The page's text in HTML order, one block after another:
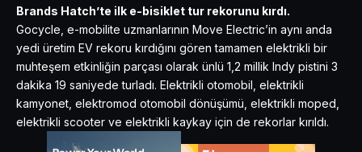
Brands Hatch’te ilk e-bisiklet tur rekorunu kırdı.
Gocycle, e-mobilite uzmanlarının Move Electric’in aynı anda
yedi üretim EV rekoru kırdığını gören tamamen elektrikli bir
muhteşem etkinliğin parçası olarak ünlü 1,2 millik Indy pistini 3
dakika 19 saniyede turladı. Elektrikli otomobil, elektrikli
kamyonet, elektromod otomobil dönüşümü, elektrikli moped,
elektrikli scooter ve elektrikli kaykay için de rekorlar kırıldı.